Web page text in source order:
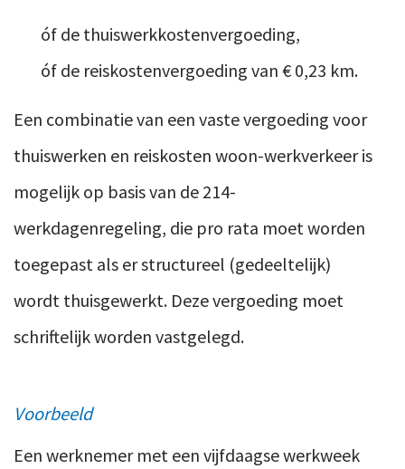
óf de thuiswerkkostenvergoeding,
óf de reiskostenvergoeding van € 0,23 km.
Een combinatie van een vaste vergoeding voor
thuiswerken en reiskosten woon-werkverkeer is
mogelijk op basis van de 214-
werkdagenregeling, die pro rata moet worden
toegepast als er structureel (gedeeltelijk)
wordt thuisgewerkt. Deze vergoeding moet
schriftelijk worden vastgelegd.
Voorbeeld
Een werknemer met een vijfdaagse werkweek